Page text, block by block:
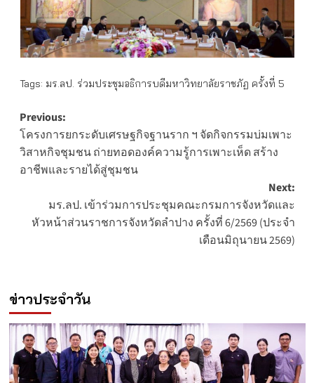
Tags: มร.ลป. ร่วมประชุมอธิการบดีมหาวิทยาลัยราชภัฏ ครั้งที่ 5
Post
navigation
Previous:
โครงการยกระดับเศรษฐกิจฐานราก ฯ จัดกิจกรรมบ่มเพาะ
วิสาหกิจชุมชน ถ่ายทอดองค์ความรู้การเพาะเห็ด สร้าง
อาชีพและรายได้สู่ชุมชน
Next:
มร.ลป. เข้าร่วมการประชุมคณะกรมการจังหวัดและ
หัวหน้าส่วนราชการจังหวัดลำปาง ครั้งที่ 6/2569 (ประจำ
เดือนมิถุนายน 2569)
ข่าวประจำวัน